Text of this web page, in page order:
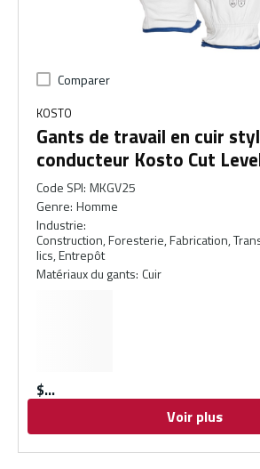
Comparer
KOSTO
Gants de travail en cuir
conducteur Kosto Cut
Code SPI: MKGV25
Genre: Homme
Industrie:
Construction, Foresterie, Fabrication,
lics, Entrepôt
Matériaux du gants: Cuir
$
Voir plus